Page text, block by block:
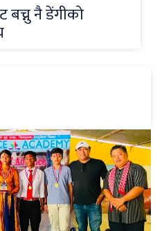
बच्नु नै डेंगीको